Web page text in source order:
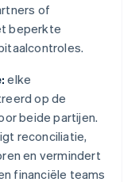
of
beperkte
elke
op de
beide partijen.
reconciliatie,
en vermindert
financiële teams